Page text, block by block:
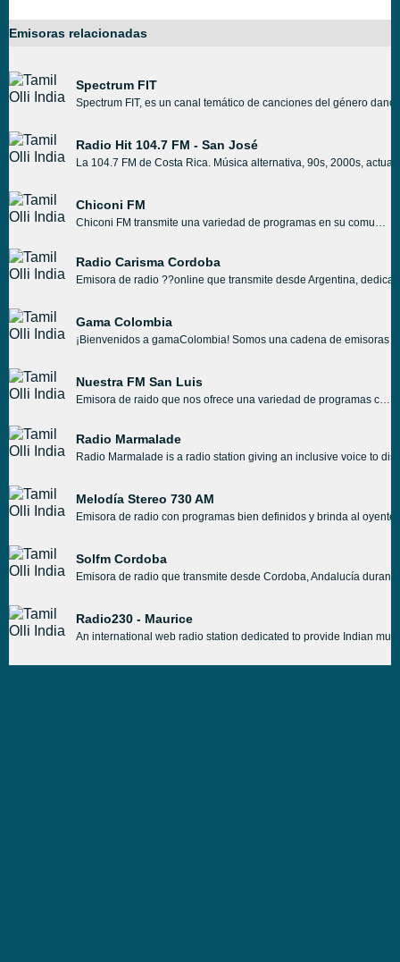
Emisoras relacionadas
Spectrum FIT
Spectrum FIT, es un canal temático de canciones del género
Radio Hit 104.7 FM - San José
La 104.7 FM de Costa Rica. Música alternativa, 90s, 2000s,
Chiconi FM
Chiconi FM transmite una variedad de programas en su comunidad, además de programas de software hechos en todo el país, tanto música como voz, a través de audio estéreo de alta fidelidad. Las emisoras de Chiconi FM confían en proporcionar una amplia variedad de música real, por lo tanto, los miembros de la audiencia pueden disfrutar de un catálogo sustancial relacionado con caminos conocidos y desconocidos, desde el país hasta la fiesta, el hip-hop hasta el tiempo, el jazz hasta a Alternate, Steel para poder Folks, Blues para poder Cultural, y muchos más.
Radio Carisma Cordoba
Emisora de radio ??online que transmite desde Argentina,
Gama Colombia
¡Bienvenidos a gamaColombia! Somos una cadena de emisoras
Nuestra FM San Luis
Emisora de raido que nos ofrece una variedad de programas con información, música de diferentes géneros, noticias locales, cultura, servicios y más.
Radio Marmalade
Radio Marmalade is a radio station giving an inclusive voice to
Melodía Stereo 730 AM
Emisora de radio con programas bien definidos y brinda al
Solfm Cordoba
Emisora de radio que transmite desde Cordoba, Andalucía
Radio230 - Maurice
An international web radio station dedicated to provide Indian